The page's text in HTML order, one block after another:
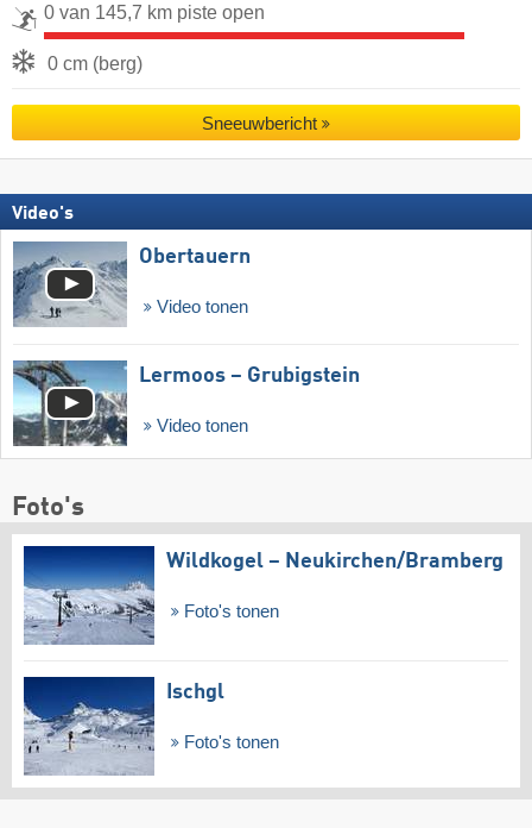
0 van 145,7 km piste open
0 cm (berg)
Sneeuwbericht
Video's
Obertauern
Video tonen
Lermoos – Grubigstein
Video tonen
Foto's
Wildkogel – Neukirchen/​Bramberg
Foto's tonen
Ischgl
Foto's tonen